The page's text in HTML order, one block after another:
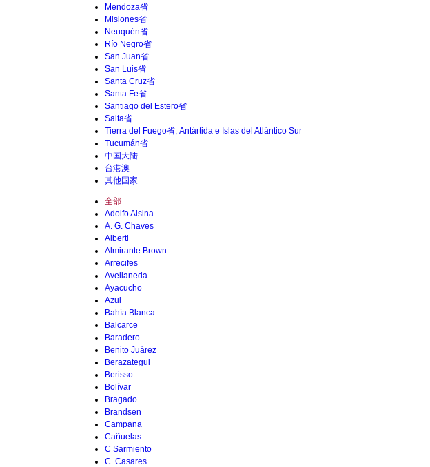
Mendoza省
Misiones省
Neuquén省
Río Negro省
San Juan省
San Luis省
Santa Cruz省
Santa Fe省
Santiago del Estero省
Salta省
Tierra del Fuego省, Antártida e Islas del Atlántico Sur
Tucumán省
中国大陆
台港澳
其他国家
全部
Adolfo Alsina
A. G. Chaves
Alberti
Almirante Brown
Arrecifes
Avellaneda
Ayacucho
Azul
Bahía Blanca
Balcarce
Baradero
Benito Juárez
Berazategui
Berisso
Bolívar
Bragado
Brandsen
Campana
Cañuelas
C Sarmiento
C. Casares